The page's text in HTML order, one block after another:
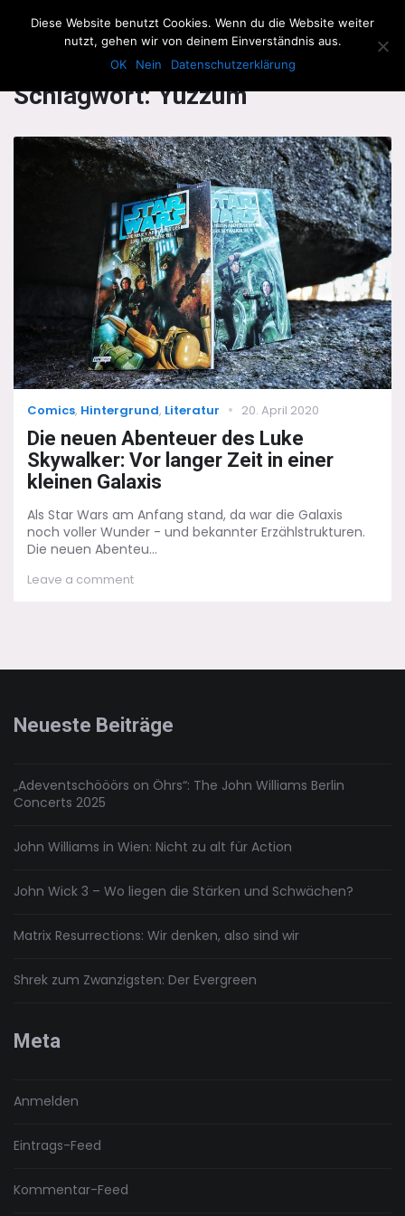
The Howling Men
Schlagwort:Yuzzum
Categories
Comics, Hintergrund, Literatur
Posted
20. April 2020
Die neuen Abenteuer des Luke
Skywalker: Vor langer Zeit in einer
kleinen Galaxis
Als Star Wars am Anfang stand, da war die Galaxis
noch voller Wunder - und bekannter Erzählstrukturen.
Die neuen Abenteu...
Leave a commenton
Zeit
Galaxis
Neueste Beiträge
„Adeventschööörs on Öhrs“: The John Williams Berlin
Concerts 2025
John Williams in Wien: Nicht zu alt für Action
John Wick 3 – Wo liegen die Stärken und Schwächen?
Matrix Resurrections: Wir denken, also sind wir
Shrek zum Zwanzigsten: Der Evergreen
Meta
Anmelden
Eintrags-Feed
Kommentar-Feed
Diese Website benutzt Cookies. Wenn du die Website weiter
nutzt, gehen wir von deinem Einverständnis aus.
OK
Nein Datenschutzerklärung